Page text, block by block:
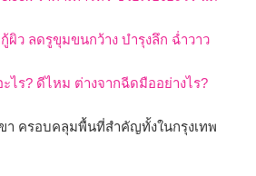
ผิว ลดรูขุมขนกว้าง บำรุงลึก ฉ่ำวาว
ไร? ดีไหม ต่างจากฉีดมืออย่างไร?
า ครอบคลุมพื้นที่สำคัญทั้งในกรุงเทพ